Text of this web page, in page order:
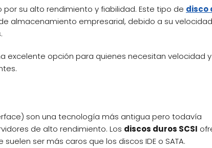
por su alto rendimiento y fiabilidad. Este tipo de disco
almacenamiento empresarial, debido a su velocidad
excelente opción para quienes necesitan velocidad y
son una tecnología más antigua pero todavía
de alto rendimiento. Los discos duros SCSI
ser más caros que los discos IDE o SATA.